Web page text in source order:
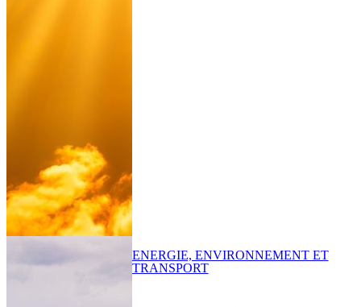
ENERGIE, ENVIRONNEMENT ET
TRANSPORT